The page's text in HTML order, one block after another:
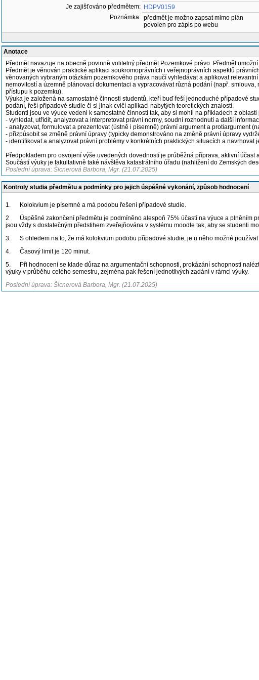
Je zajišťováno předmětem: HDPV0159
Poznámka: předmět je možno zapsat mimo plán
povolen pro zápis po webu
Anotace
Předmět navazuje na obecně povinně volitelný předmět Pozemkové právo. Předmět
Předmět je věnován praktické aplikaci soukromoprávních i veřejnoprávních aspektů
věnovaných vybraným otázkám pozemkového práva naučí vyhledávat a aplikovat
nemovitostí a územně plánovací dokumentaci a vypracovávat různá podání (např.
přístupu k pozemku).
Výuka je založená na samostatné činnosti studentů, kteří buď řeší jednoduché případové
podání, řeší případové studie či si jinak cvičí aplikaci nabytých teoretických znalostí.
Studenti jsou ve výuce vedeni k samostatné činnosti tak, aby si mohli na příkladech z
- vyhledat, utřídit, analyzovat a interpretovat právní normy, soudní rozhodnutí a další
- analyzovat, formulovat a prezentovat (ústně i písemně) právní argument a protiargument
- přizpůsobit se změně právní úpravy (typicky demonstrováno na změně právní úpravy
- identifikovat a analyzovat právní problémy v konkrétních praktických situacích a
Předpokladem pro osvojení výše uvedených dovedností je průběžná příprava, aktivní účast
Součástí výuky je fakultativně také návštěva katastrálního úřadu (nahlížení do Zemských
Poslední úprava: Šicnerová Barbora, Mgr. (21.07.2025)
Kontroly studia předmětu a podmínky pro jejich úspěšné vykonání, způsob hodnocení
1. Kolokvium je písemné a má podobu řešení případové studie.
2 Úspěšné zakončení předmětu je podmíněno alespoň 75% účastí na výuce a plněním
jsou vždy s dostatečným předstihem zveřejňována v systému moodle tak, aby se studenti
3. S ohledem na to, že má kolokvium podobu případové studie, je u něho možné
4. Časový limit je 120 minut.
5. Při hodnocení se klade důraz na argumentační schopnosti, prokázání schopnosti
výuky v průběhu celého semestru, zejména pak řešení jednotlivých zadání v rámci výuky.
Poslední úprava: Šicnerová Barbora, Mgr. (21.07.2025)